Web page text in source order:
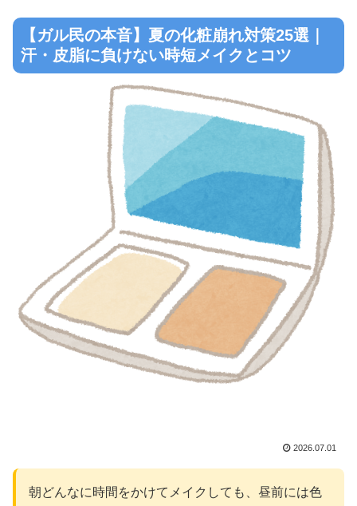
【ガル民の本音】夏の化粧崩れ対策25選｜
汗・皮脂に負けない時短メイクとコツ
2026.07.01
朝どんなに時間をかけてメイクしても、昼前には色